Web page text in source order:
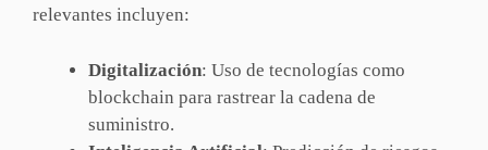
relevantes incluyen:
Digitalización: Uso de tecnologías como
blockchain para rastrear la cadena de
suministro.